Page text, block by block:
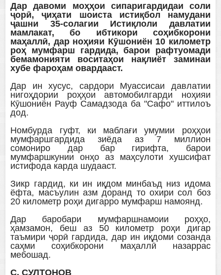
Дар давоми моҳҳои сипаригардидаи соли
ҷорӣ, ҷиҳати шоиста истиқбол намудани
ҷашни 35-солагии Истиқлоли давлатии
мамлакат, бо ибтикори соҳибкорони
маҳаллӣ, дар ноҳияи Кӯшониён 10 километр
роҳ мумфарш гардида, барои рафтуомади
бемамонияти воситаҳои нақлиёт заминаи
хубе фароҳам овардааст.
Дар ин хусус, сардори Муассисаи давлатии
нигоҳдории роҳҳои автомобилгарди ноҳияи
Кӯшониён Рауф Самадзода ба "Сафо" иттилоъ
дод.
Номбурда гуфт, ки маблағи умумии роҳҳои
мумфаршгардида зиёда аз 7 миллион
сомониро дар бар гирифта, барои
мумфаршкунии онҳо аз маҳсулоти хушсифат
истифода карда шудааст.
Зикр гардид, ки ин иқдом минбаъд низ идома
ёфта, масъулин азм доранд то охири сол боз
20 километр роҳи дигарро мумфарш намоянд.
Дар баробари мумфаршнамоии роҳҳо,
ҳамзамон, беш аз 50 километр роҳи дигар
таъмири ҷорӣ гардида, дар ин иқдоми созанда
саҳми соҳибкорони маҳаллӣ назаррас
мебошад.
С. СУЛТОНОВ